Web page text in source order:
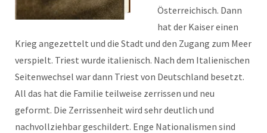
Österreichisch. Dann
hat der Kaiser einen
Krieg angezettelt und die Stadt und den Zugang zum Meer
verspielt. Triest wurde italienisch. Nach dem Italienischen
Seitenwechsel war dann Triest von Deutschland besetzt.
All das hat die Familie teilweise zerrissen und neu
geformt. Die Zerrissenheit wird sehr deutlich und
nachvollziehbar geschildert. Enge Nationalismen sind